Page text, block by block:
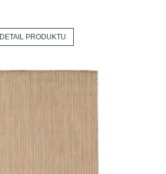
DETAIL PRODUKTU